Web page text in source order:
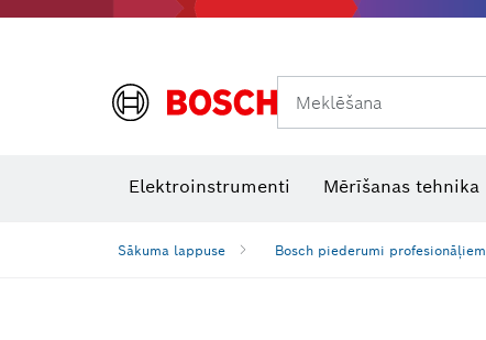
Meklēšana
Elektroinstrumenti Mērīšanas tehnika
Sākuma lappuse Bosch piederumi profesionāļiem